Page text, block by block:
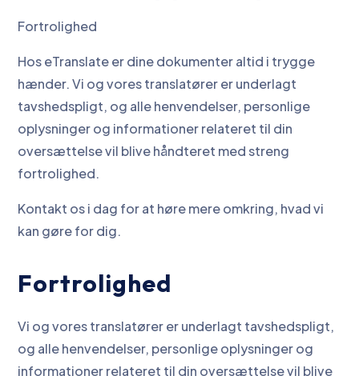
Fortrolighed
Hos eTranslate er dine dokumenter altid i trygge
hænder. Vi og vores translatører er underlagt
tavshedspligt, og alle henvendelser, personlige
oplysninger og informationer relateret til din
oversættelse vil blive håndteret med streng
fortrolighed.
Kontakt os i dag for at høre mere omkring, hvad vi
kan gøre for dig.
Fortrolighed
Vi og vores translatører er underlagt tavshedspligt,
og alle henvendelser, personlige oplysninger og
informationer relateret til din oversættelse vil blive